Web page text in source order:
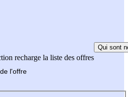
recharge la liste des offres
Qui sont
de l'offre